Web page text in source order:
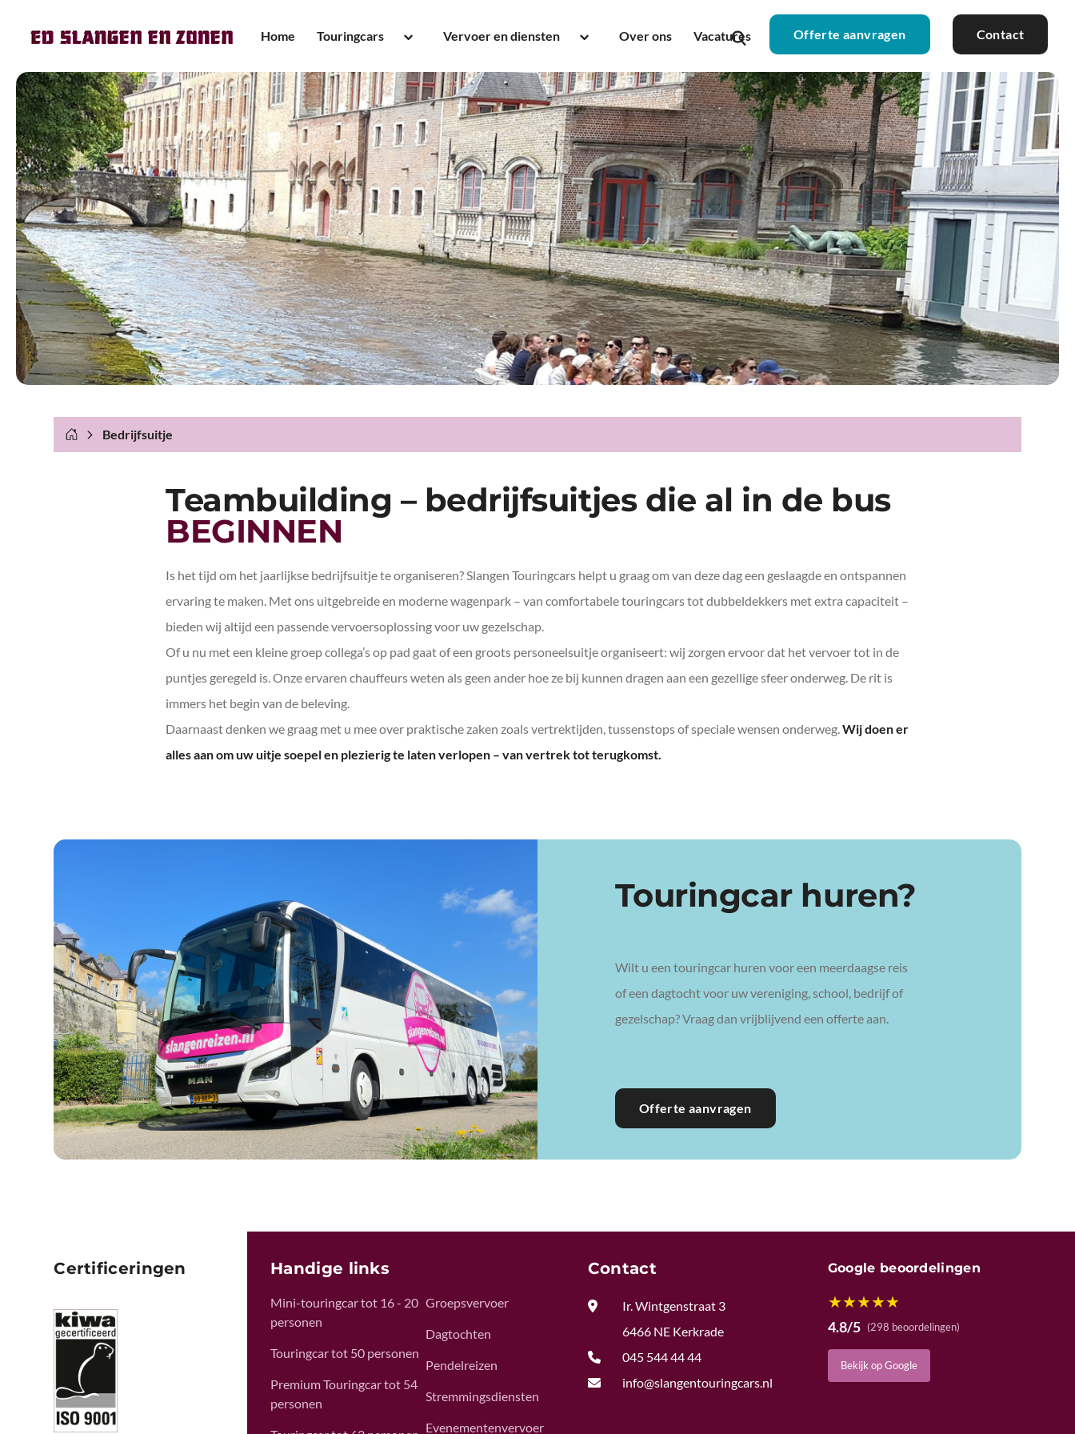
Home
Touringcars
personen
Touringcar tot 50 personen
Premium Touringcar tot 54
personen
Touringcar tot 62 personen
Dubbeldekker tot 90 personen
Aanhanger
Vervoer en diensten
Dagtochten
Pendelreizen
Stremmingsdiensten
Evenementenvervoer
Dagje uit met een bus
Schoolvervoer
Festivalvervoer
Zakelijk vervoer
Bedrijfsuitje
Over ons Vacatures Offerte aanvragen Contact
Bedrijfsuitje
Teambuilding – bedrijfsuitjes die al in de bus
BEGINNEN
Is het tijd om het jaarlijkse bedrijfsuitje te organiseren? Slangen Touringcars helpt u graag om van deze dag een geslaagde en ontspannen
ervaring te maken. Met ons uitgebreide en moderne wagenpark – van comfortabele touringcars tot dubbeldekkers met extra capaciteit –
bieden wij altijd een passende vervoersoplossing voor uw gezelschap.
Of u nu met een kleine groep collega’s op pad gaat of een groots personeelsuitje organiseert: wij zorgen ervoor dat het vervoer tot in de
puntjes geregeld is. Onze ervaren chauffeurs weten als geen ander hoe ze bij kunnen dragen aan een gezellige sfeer onderweg. De rit is
immers het begin van de beleving.
Daarnaast denken we graag met u mee over praktische zaken zoals vertrektijden, tussenstops of speciale wensen onderweg.Wij doen er
alles aan om uw uitje soepel en plezierig te laten verlopen – van vertrek tot terugkomst.
Touringcar huren?
Wilt u een touringcar huren voor een meerdaagse reis
of een dagtocht voor uw vereniging, school, bedrijf of
gezelschap? Vraag dan vrijblijvend een offerte aan.
Offerte aanvragen
Certificeringen Handige links
Mini-touringcar tot 16 - 20
personen
Touringcar tot 50 personen
Premium Touringcar tot 54
personen
Groepsvervoer
Dagtochten
Pendelreizen
Stremmingsdiensten
Evenementenvervoer
Contact

Ir. Wintgenstraat 3
6466 NE Kerkrade

045 544 44 44

info@slangentouringcars.nl
Google beoordelingen
★★★★★
4.8/5 (298 beoordelingen)
Bekijk op Google